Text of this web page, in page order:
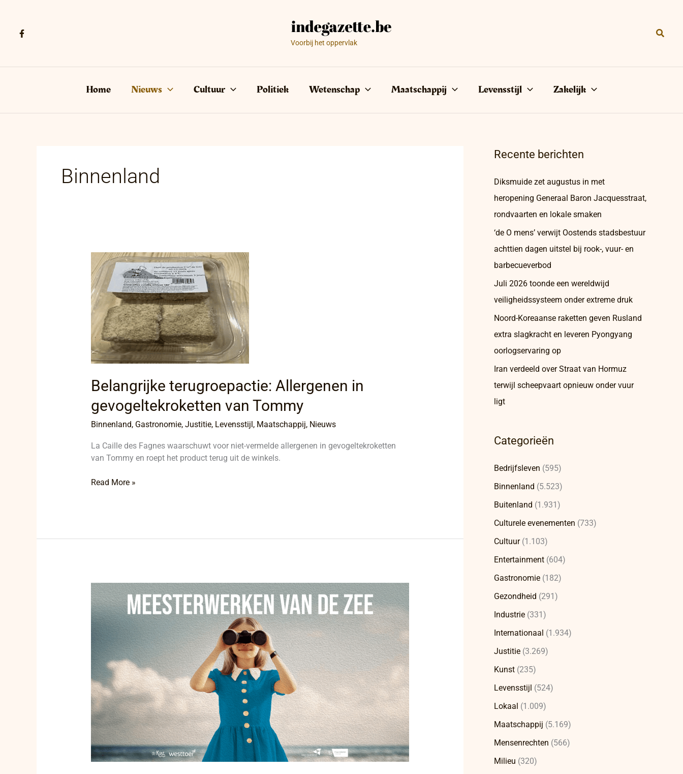
Voorbij het oppervlak
Home Nieuws Cultuur Politiek Wetenschap Maatschappij Levensstijl Zakelijk
Binnenland
Belangrijke terugroepactie: Allergenen in
gevogeltekroketten van Tommy
Binnenland, Gastronomie, Justitie, Levensstijl, Maatschappij, Nieuws
La Caille des Fagnes waarschuwt voor niet-vermelde allergenen in gevogeltekroketten
van Tommy en roept het product terug uit de winkels.
Belangrijke
terugroepactie:
Allergenen
in
gevogeltekroketten
van
Tommy
Read More »
Unieke
meesterwerken:
57
kunstschatten
aan
kust
Recente berichten
Diksmuide zet augustus in met
heropening Generaal Baron Jacquesstraat,
rondvaarten en lokale smaken
‘de O mens’ verwijt Oostends stadsbestuur
achttien dagen uitstel bij rook-, vuur- en
barbecueverbod
Juli 2026 toonde een wereldwijd
veiligheidssysteem onder extreme druk
Noord-Koreaanse raketten geven Rusland
extra slagkracht en leveren Pyongyang
oorlogservaring op
Iran verdeeld over Straat van Hormuz
terwijl scheepvaart opnieuw onder vuur
ligt
Categorieën
Bedrijfsleven (595)
Binnenland (5.523)
Buitenland (1.931)
Culturele evenementen (733)
Cultuur(1.103)
Entertainment (604)
Gastronomie (182)
Gezondheid (291)
Industrie (331)
Internationaal (1.934)
Justitie (3.269)
Kunst (235)
Levensstijl (524)
Lokaal (1.009)
Maatschappij (5.169)
Mensenrechten (566)
Milieu (320)